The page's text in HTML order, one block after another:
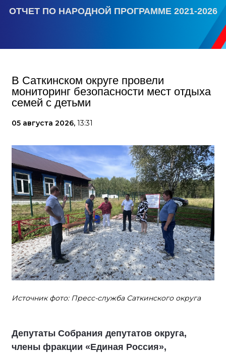
ОТЧЕТ ПО НАРОДНОЙ ПРОГРАММЕ 2021-2026
В Саткинском округе провели
мониторинг безопасности мест отдыха
семей с детьми
05 августа 2026, 13:31
Источник фото: Пресс-служба Саткинского округа
Депутаты Собрания депутатов округа,
члены фракции «Единая Россия»,